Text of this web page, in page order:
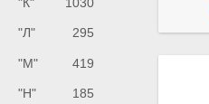
"Л" 295
"М" 419
"Н" 185